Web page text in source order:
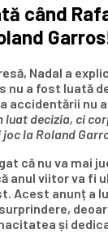
când
Nadal a
nu a fost luată
accidentării nu
luat decizia, ci
la Roland
că nu va mai
anul viitor va fi
Acest anunț a
și